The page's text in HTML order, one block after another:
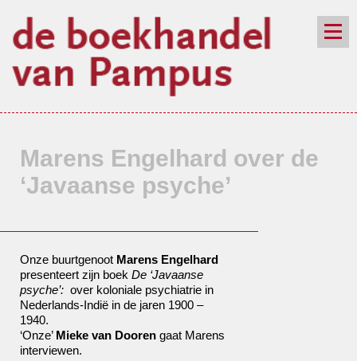
nieuwsbrief
Marens Engelhard over de
‘Javaanse psyche’
Onze buurtgenoot Marens Engelhard
presenteert zijn boek De ‘Javaanse
psyche’: over koloniale psychiatrie in
Nederlands-Indië in de jaren 1900 –
1940.
‘Onze’ Mieke van Dooren gaat Marens
interviewen.